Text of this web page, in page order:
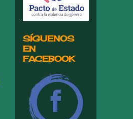
SÍGUENOS
EN
FACEBOOK